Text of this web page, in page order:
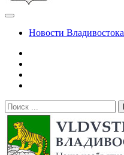
Новости Владивостока
Поиск: